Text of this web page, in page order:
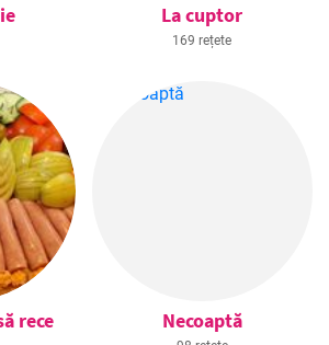
La cuptor
169 rețete
rece Necoaptă